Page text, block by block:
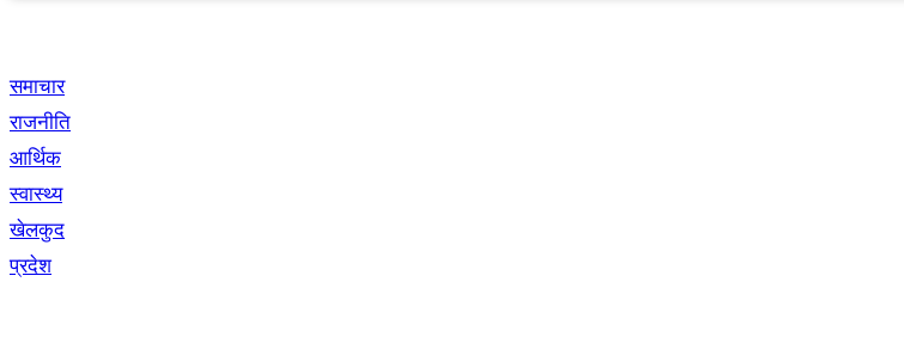
समाचार
राजनीति
आर्थिक
स्वास्थ्य
खेलकुद
प्रदेश